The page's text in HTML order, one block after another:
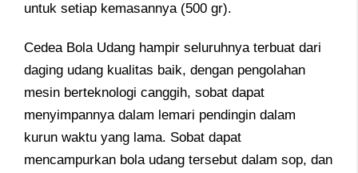
untuk setiap kemasannya (500 gr).
Cedea Bola Udang hampir seluruhnya terbuat dari
daging udang kualitas baik, dengan pengolahan
mesin berteknologi canggih, sobat dapat
menyimpannya dalam lemari pendingin dalam
kurun waktu yang lama. Sobat dapat
mencampurkan bola udang tersebut dalam sop, dan